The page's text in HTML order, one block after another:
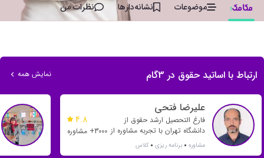
موضوعات نشانه‌دار‌ها نظرات من
ارتباط با اساتید حقوق در 3گام نمایش همه
علیرضا فتحی
فارغ التحصیل ارشد حقوق از
دانشگاه تهران با تجربه مشاوره از
سال 1397 و هدایت بسیاری از
رتبه های تک رقمی و دو رقمی
مشاوره برنامه ریزی کلاس
4.8
3000+ مشاوره